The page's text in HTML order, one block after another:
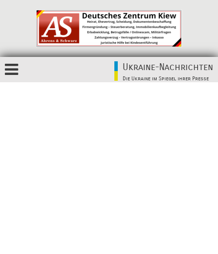
Ukraine-Nachrichten
Die Ukraine im Spiegel ihrer Presse